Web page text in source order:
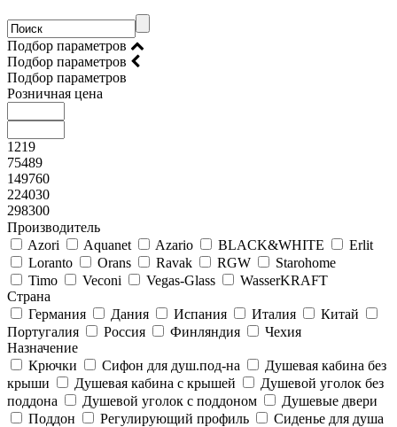
Подбор параметров
Подбор параметров
Подбор параметров
Розничная цена
1219
75489
149760
224030
298300
Производитель
Azori
Aquanet Azario BLACK&WHITE
Erlit
Loranto
Orans Ravak RGW
Starohome
Timo
Veconi Vegas-Glass
WasserKRAFT
Страна
Германия
Дания Испания Италия
Китай
Португалия
Россия Финляндия
Чехия
Назначение
Крючки
Сифон для душ.под-на
Душевая кабина без
крыши
Душевая кабина с крышей
Душевой уголок без
поддона
Душевой уголок с поддоном
Душевые двери
Поддон
Регулирующий профиль
Сиденье для душа